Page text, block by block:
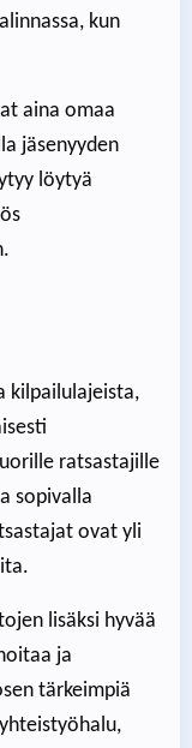
kun
aina omaa
jäsenyyden
löytyä
kilpailulajeista,
ratsastajille
sopivalla
ovat yli
lisäksi hyvää
ja
tärkeimpiä